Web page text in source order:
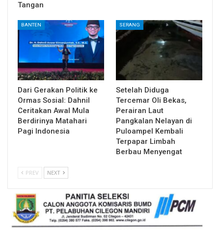
Tangan
BANTEN
Dari Gerakan Politik ke
Ormas Sosial: Dahnil
Ceritakan Awal Mula
Berdirinya Matahari
Pagi Indonesia
SERANG
Setelah Diduga
Tercemar Oli Bekas,
Perairan Laut
Pangkalan Nelayan di
Puloampel Kembali
Terpapar Limbah
Berbau Menyengat
PREV NEXT